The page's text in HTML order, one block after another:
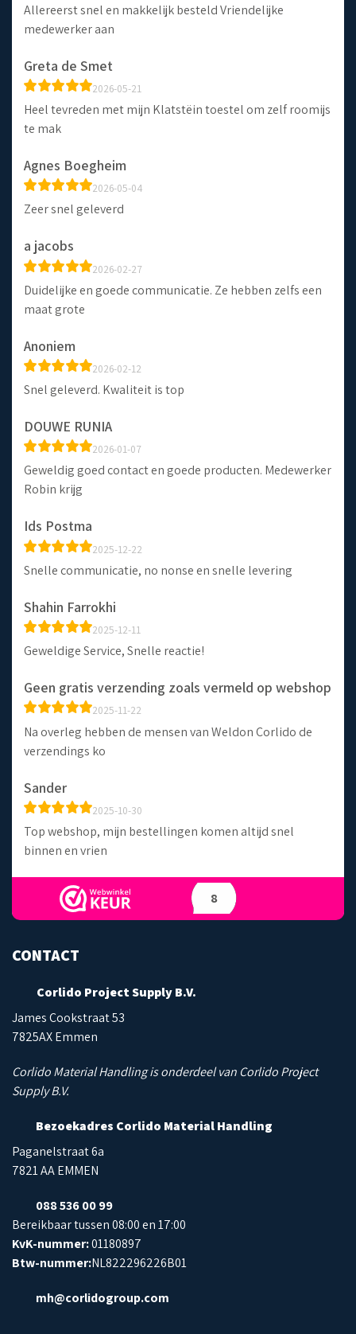
Allereerst snel en makkelijk besteld Vriendelijke
medewerker aan
Greta de Smet
2026-05-21
Heel tevreden met mijn Klatstëin toestel om zelf roomijs
te mak
Agnes Boegheim
2026-05-04
Zeer snel geleverd
a jacobs
2026-02-27
Duidelijke en goede communicatie. Ze hebben zelfs een
maat grote
Anoniem
2026-02-12
Snel geleverd. Kwaliteit is top
DOUWE RUNIA
2026-01-07
Geweldig goed contact en goede producten. Medewerker
Robin krijg
Ids Postma
2025-12-22
Snelle communicatie, no nonse en snelle levering
Shahin Farrokhi
2025-12-11
Geweldige Service, Snelle reactie!
Geen gratis verzending zoals vermeld op webshop
2025-11-22
Na overleg hebben de mensen van Weldon Corlido de
verzendings ko
Sander
2025-10-30
Top webshop, mijn bestellingen komen altijd snel
binnen en vrien
8
CONTACT
Corlido Project Supply B.V.
James Cookstraat 53
7825AX Emmen
Corlido Material Handling is onderdeel van Corlido Project
Supply B.V.
Bezoekadres Corlido Material Handling
Paganelstraat 6a
7821 AA EMMEN
088 536 00 99
Bereikbaar tussen 08:00 en 17:00
KvK-nummer:01180897
Btw-nummer:NL822296226B01
mh@corlidogroup.com